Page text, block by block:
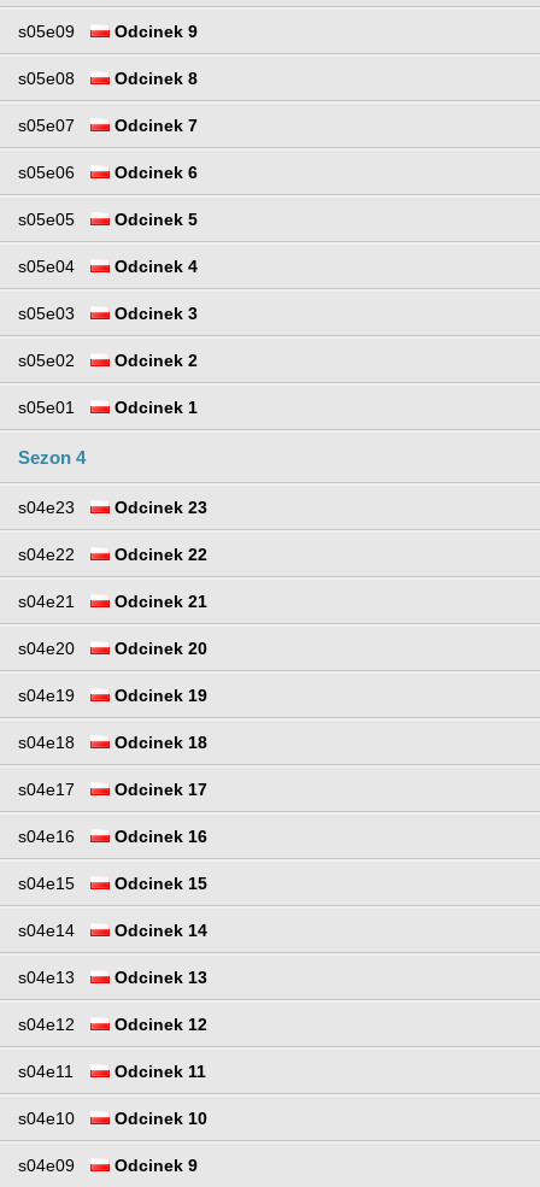
s05e09 Odcinek 9
s05e08 Odcinek 8
s05e07 Odcinek 7
s05e06 Odcinek 6
s05e05 Odcinek 5
s05e04 Odcinek 4
s05e03 Odcinek 3
s05e02 Odcinek 2
s05e01 Odcinek 1
Sezon 4
s04e23 Odcinek 23
s04e22 Odcinek 22
s04e21 Odcinek 21
s04e20 Odcinek 20
s04e19 Odcinek 19
s04e18 Odcinek 18
s04e17 Odcinek 17
s04e16 Odcinek 16
s04e15 Odcinek 15
s04e14 Odcinek 14
s04e13 Odcinek 13
s04e12 Odcinek 12
s04e11 Odcinek 11
s04e10 Odcinek 10
s04e09 Odcinek 9